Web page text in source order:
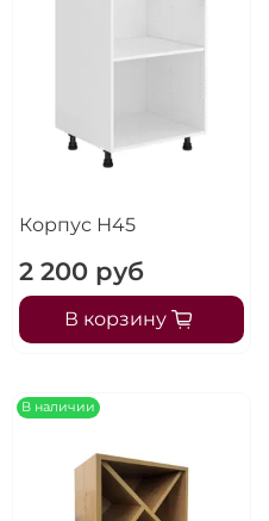
Корпус Н45
2 200 руб
В корзину
В наличии